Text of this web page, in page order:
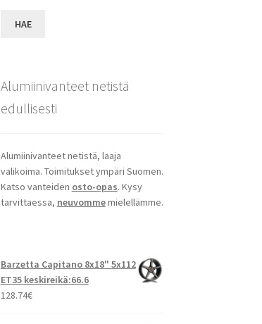
HAE
Alumiinivanteet netistä
edullisesti
Alumiinivanteet netistä, laaja
valikoima. Toimitukset ympäri Suomen.
Katso vanteiden osto-opas. Kysy
tarvittaessa, neuvommemielellämme.
Barzetta Capitano 8x18" 5x112
ET35 keskireikä:66.6
128.74€